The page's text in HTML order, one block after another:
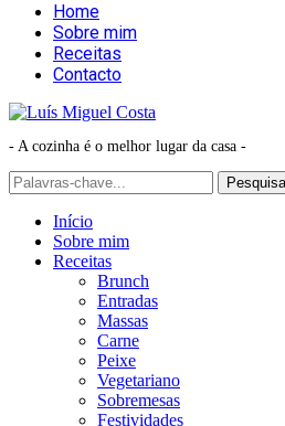
Home
Sobre mim
Receitas
Contacto
- A cozinha é o melhor lugar da casa -
Início
Sobre mim
Receitas
Brunch
Entradas
Massas
Carne
Peixe
Vegetariano
Sobremesas
Festividades